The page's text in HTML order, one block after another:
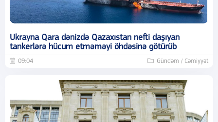
Ukrayna Qara dənizdə Qazaxıstan nefti daşıyan
tankerlərə hücum etməməyi öhdəsinə götürüb
09:04 Gündəm / Cəmiyyət